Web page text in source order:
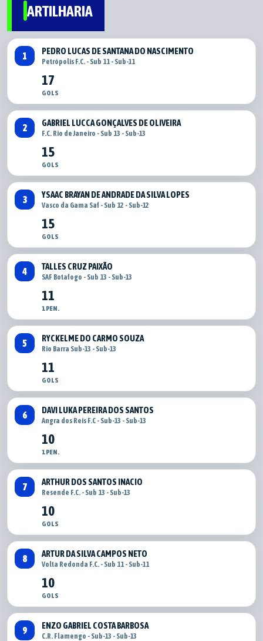
ARTILHARIA
1 PEDRO LUCAS DE SANTANA DO NASCIMENTO
Petrópolis F.C. - Sub 11 - Sub-11
17
GOLS
2 GABRIEL LUCCA GONÇALVES DE OLIVEIRA
F.C. Rio de Janeiro - Sub 13 - Sub-13
15
GOLS
3 YSAAC BRAYAN DE ANDRADE DA SILVA LOPES
Vasco da Gama Saf - Sub 12 - Sub-12
15
GOLS
4 TALLES CRUZ PAIXÃO
SAF Botafogo - Sub 13 - Sub-13
11
1 PEN.
5 RYCKELME DO CARMO SOUZA
Rio Barra Sub-13 - Sub-13
11
GOLS
6 DAVI LUKA PEREIRA DOS SANTOS
Angra dos Reis F.C - Sub-13 - Sub-13
10
1 PEN.
7 ARTHUR DOS SANTOS INACIO
Resende F.C. - Sub 13 - Sub-13
10
GOLS
8 ARTUR DA SILVA CAMPOS NETO
Volta Redonda F.C. - Sub 11 - Sub-11
10
GOLS
9 ENZO GABRIEL COSTA BARBOSA
C.R. Flamengo - Sub-13 - Sub-13